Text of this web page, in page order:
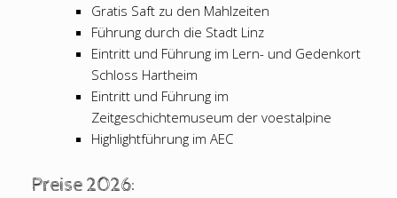
Gratis Saft zu den Mahlzeiten
Führung durch die Stadt Linz
Eintritt und Führung im Lern- und Gedenkort
Schloss Hartheim
Eintritt und Führung im
Zeitgeschichtemuseum der voestalpine
Highlightführung im AEC
Preise 2026: